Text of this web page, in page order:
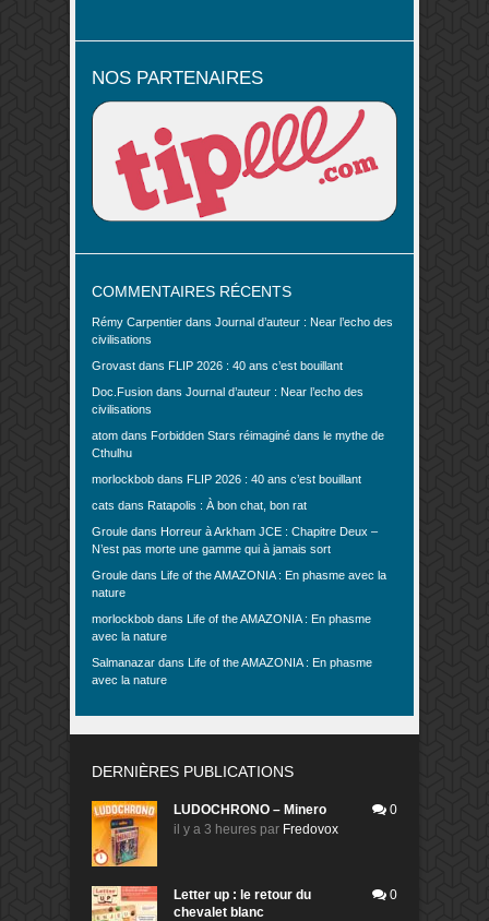
NOS PARTENAIRES
COMMENTAIRES RÉCENTS
Rémy Carpentier dans Journal d’auteur : Near l’echo des
civilisations
Grovast dans FLIP 2026 : 40 ans c’est bouillant
Doc.Fusion dans Journal d’auteur : Near l’echo des
civilisations
atom dans Forbidden Stars réimaginé dans le mythe de
Cthulhu
morlockbob dans FLIP 2026 : 40 ans c’est bouillant
cats dans Ratapolis : À bon chat, bon rat
Groule dans Horreur à Arkham JCE : Chapitre Deux –
N’est pas morte une gamme qui à jamais sort
Groule dans Life of the AMAZONIA : En phasme avec la
nature
morlockbob dans Life of the AMAZONIA : En phasme
avec la nature
Salmanazar dans Life of the AMAZONIA : En phasme
avec la nature
DERNIÈRES PUBLICATIONS
LUDOCHRONO – Minero
il y a 3 heures par Fredovox
0
Letter up : le retour du
chevalet blanc
0